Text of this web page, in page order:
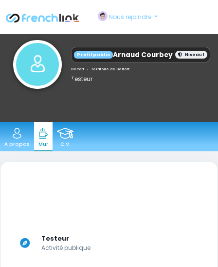
Nous rejoindre
Profil public Arnaud Courbey Niveau 1
Belfort • Territoire de Belfort
Testeur
A propos Mur C.V.
Testeur
Activité publique